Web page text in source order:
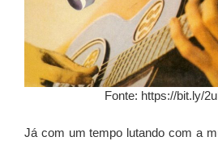
Fonte: https://bit.ly/
Já com um tempo lutando com a